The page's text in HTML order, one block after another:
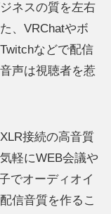
ネスの質を左右
、VRChatやボ
などで配信
声は視聴者を惹
接続の高音質
軽にWEB会議や
でオーディオイ
信音質を作るこ